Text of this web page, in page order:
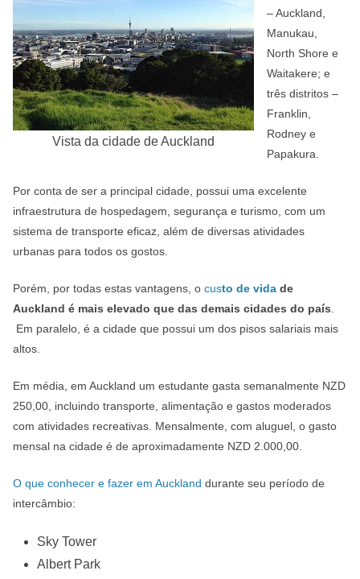
Vista da cidade de Auckland
– Auckland,
Manukau,
North Shore e
Waitakere; e
três distritos –
Franklin,
Rodney e
Papakura.
Por conta de ser a principal cidade, possui uma excelente
infraestrutura de hospedagem, segurança e turismo, com um
sistema de transporte eficaz, além de diversas atividades
urbanas para todos os gostos.
Porém, por todas estas vantagens, o custo de vida de
Auckland é mais elevado que das demais cidades do país
Em paralelo, é a cidade que possui um dos pisos salariais mais
altos.
Em média, em Auckland um estudante gasta semanalmente NZD
250,00, incluindo transporte, alimentação e gastos moderados
com atividades recreativas. Mensalmente, com aluguel, o gasto
mensal na cidade é de aproximadamente NZD 2.000,00.
O que conhecer e fazer em Auckland durante seu período de
intercâmbio:
Sky Tower
Albert Park